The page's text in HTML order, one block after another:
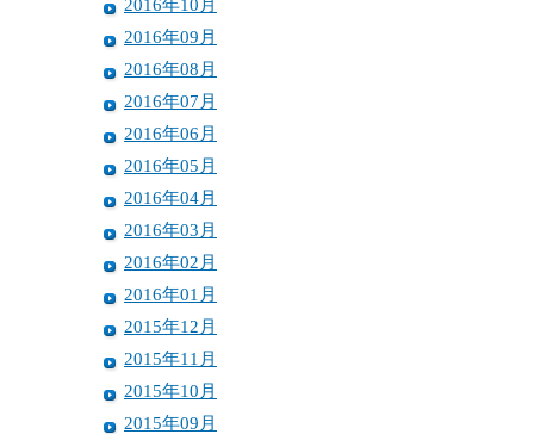
2016年10月
2016年09月
2016年08月
2016年07月
2016年06月
2016年05月
2016年04月
2016年03月
2016年02月
2016年01月
2015年12月
2015年11月
2015年10月
2015年09月